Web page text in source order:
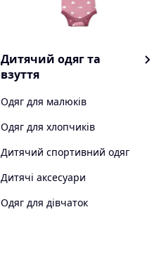
Дитячий одяг та
взуття
Одяг для малюків
Одяг для хлопчиків
Дитячий спортивний одяг
Дитячі аксесуари
Одяг для дівчаток